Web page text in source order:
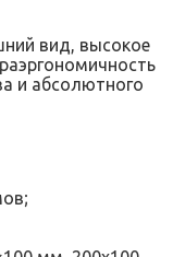
вид, высокое
и абсолютного